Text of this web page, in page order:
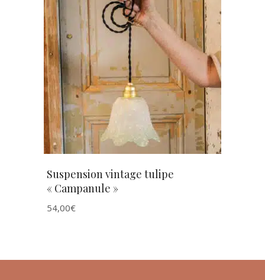
AJOUTER AU PANIER
Suspension vintage tulipe
« Campanule »
54,00€